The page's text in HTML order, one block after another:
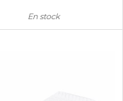
En stock